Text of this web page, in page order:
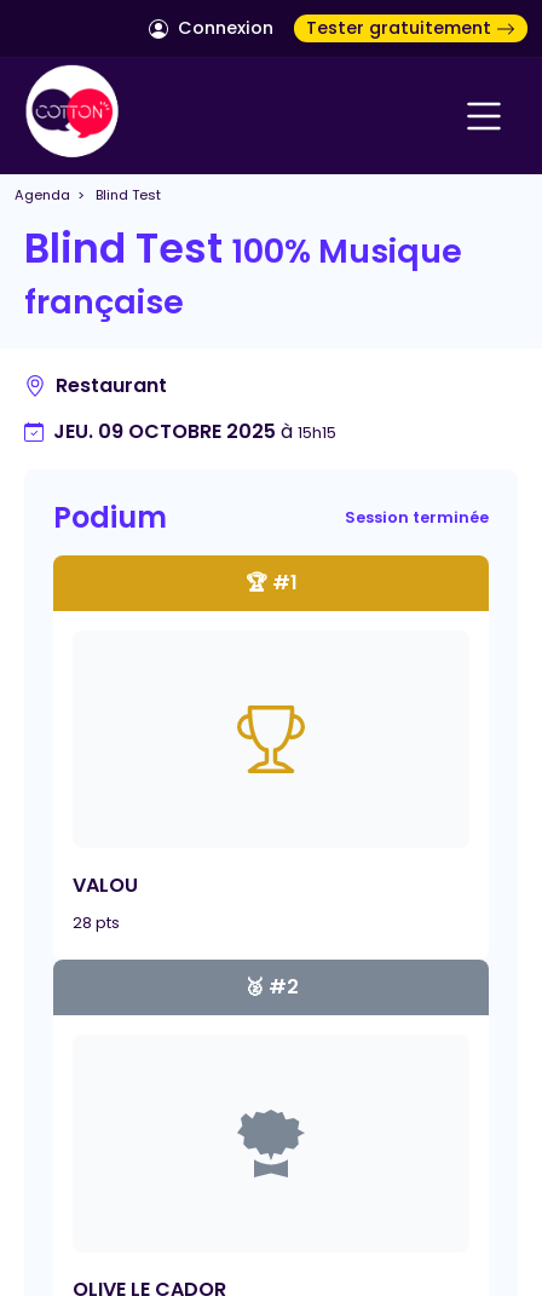
Connexion Tester gratuitement
Agenda > Blind Test
Blind Test 100% Musique
française
Restaurant
JEU. 09 OCTOBRE 2025 à 15h15
Podium Session terminée
🏆 #1
VALOU
28 pts
🥈 #2
OLIVE LE CADOR